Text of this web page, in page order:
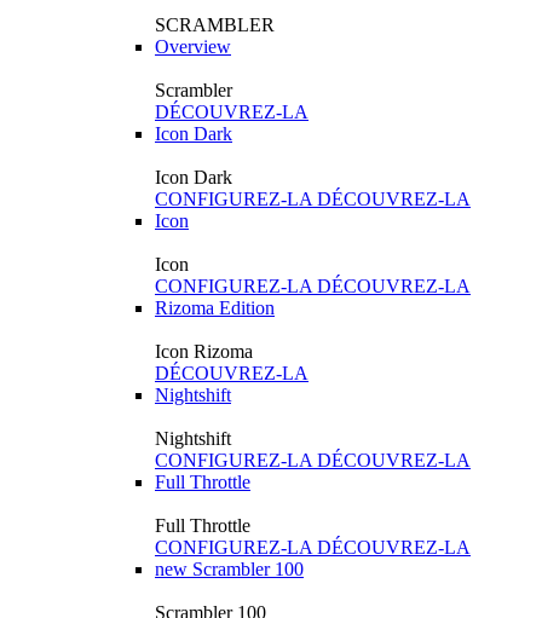
SCRAMBLER
Overview
Scrambler
DÉCOUVREZ-LA
Icon Dark
Icon Dark
CONFIGUREZ-LA DÉCOUVREZ-LA
Icon
Icon
CONFIGUREZ-LA DÉCOUVREZ-LA
Rizoma Edition
Icon Rizoma
DÉCOUVREZ-LA
Nightshift
Nightshift
CONFIGUREZ-LA DÉCOUVREZ-LA
Full Throttle
Full Throttle
CONFIGUREZ-LA DÉCOUVREZ-LA
new Scrambler 100
Scrambler 100